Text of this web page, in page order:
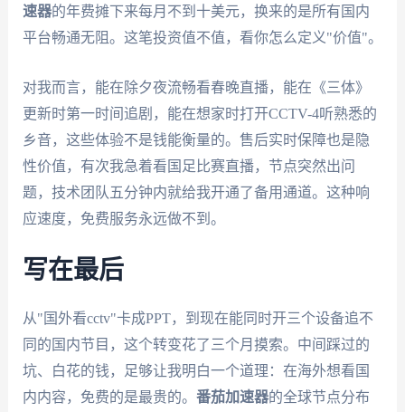
速器的年费摊下来每月不到十美元，换来的是所有国内
平台畅通无阻。这笔投资值不值，看你怎么定义"价值"。
对我而言，能在除夕夜流畅看春晚直播，能在《三体》
更新时第一时间追剧，能在想家时打开CCTV-4听熟悉的
乡音，这些体验不是钱能衡量的。售后实时保障也是隐
性价值，有次我急着看国足比赛直播，节点突然出问
题，技术团队五分钟内就给我开通了备用通道。这种响
应速度，免费服务永远做不到。
写在最后
从"国外看cctv"卡成PPT，到现在能同时开三个设备追不
同的国内节目，这个转变花了三个月摸索。中间踩过的
坑、白花的钱，足够让我明白一个道理：在海外想看国
内内容，免费的是最贵的。 番茄加速器的全球节点分布